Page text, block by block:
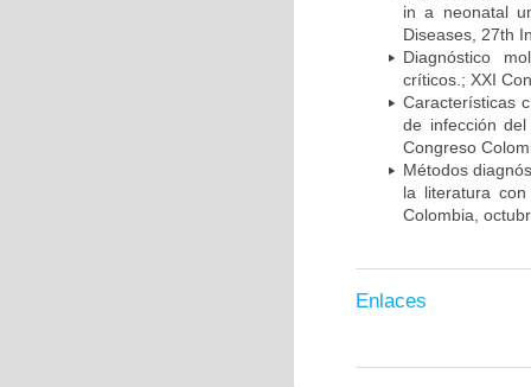
in a neonatal
Diseases, 27th
Diagnóstico
críticos.; XXI
Características
de infección
Congreso
Métodos
la literatura
Colombia,
Enlaces